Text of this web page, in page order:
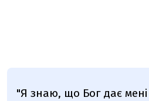
"Я знаю, що Бог дає